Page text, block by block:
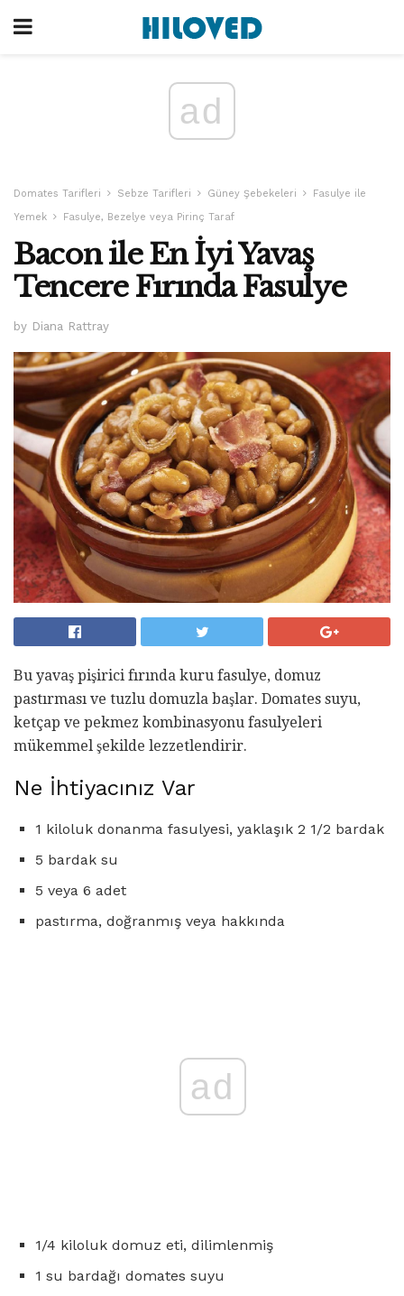
ad
Domates Tarifleri Sebze Tarifleri Güney Şebekeleri
Fasulye ile
Yemek
Fasulye, Bezelye veya Pirinç Taraf
Bacon ile En İyi Yavaş
Tencere Fırında Fasulye
by Diana Rattray
Bu yavaş pişirici fırında kuru fasulye, domuz
pastırması ve tuzlu domuzla başlar. Domates suyu,
ketçap ve pekmez kombinasyonu fasulyeleri
mükemmel şekilde lezzetlendirir.
Ne İhtiyacınız Var
1 kiloluk donanma fasulyesi, yaklaşık 2 1/2 bardak
5 bardak su
5 veya 6 adet
pastırma, doğranmış veya hakkında
ad
1/4 kiloluk domuz eti, dilimlenmiş
1 su bardağı domates suyu